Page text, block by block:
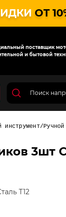
ОТ
поставщик
и бытовой
инструмент
3шт